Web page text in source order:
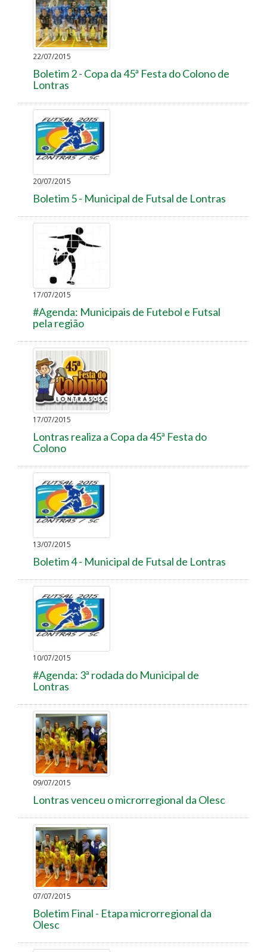
22/07/2015
Boletim 2 - Copa da 45ª Festa do Colono de
Lontras
20/07/2015
Boletim 5 - Municipal de Futsal de Lontras
17/07/2015
#Agenda: Municipais de Futebol e Futsal
pela região
17/07/2015
Lontras realiza a Copa da 45ª Festa do
Colono
13/07/2015
Boletim 4 - Municipal de Futsal de Lontras
10/07/2015
#Agenda: 3ª rodada do Municipal de
Lontras
09/07/2015
Lontras venceu o microrregional da Olesc
07/07/2015
Boletim Final - Etapa microrregional da
Olesc